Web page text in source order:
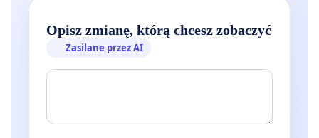
Opisz zmianę, którą chcesz zobaczyć
Zasilane przez AI